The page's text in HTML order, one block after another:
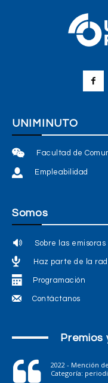
UNIMINUTO
Facultad de
Empleabilidad
Somos
Sobre las emisoras
Haz parte de la
Programación
Contáctanos
Premios
2022 - Mención
Categoría: